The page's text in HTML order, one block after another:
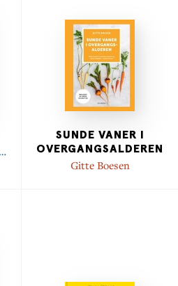
SUNDE VANER I
OVERGANGSALDEREN
Gitte Boesen